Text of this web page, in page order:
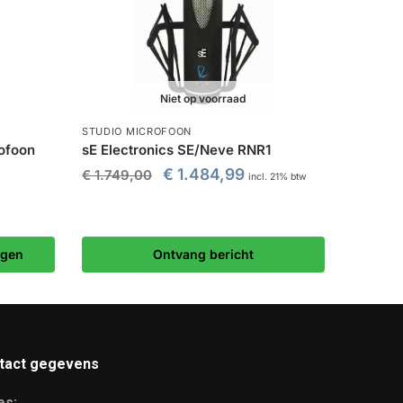
Niet op voorraad
STUDIO MICROFOON
sE Electronics SE/Neve RNR1
€1.749,00 € 1.484,99 incl. 21% btw
Ontvang bericht
gegevens